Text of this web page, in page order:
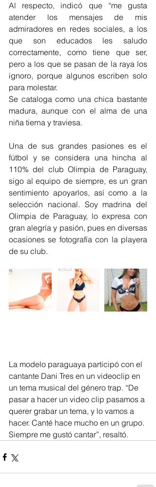
Al respecto, indicó que “me gusta
atender los mensajes de mis
admiradores en redes sociales, a los
que son educados les saludo
correctamente, como tiene que ser,
pero a los que se pasan de la raya los
ignoro, porque algunos escriben solo
para molestar.
Se cataloga como una chica bastante
madura, aunque con el alma de una
niña tierna y traviesa.
Una de sus grandes pasiones es el
fútbol y se considera una hincha al
110% del club Olimpia de Paraguay,
sigo al equipo de siempre, es un gran
sentimiento apoyarlos, así como a la
selección nacional. Soy madrina del
Olimpia de Paraguay, lo expresa con
gran alegría y pasión, pues en diversas
ocasiones se fotografía con la playera
de su club.
La modelo paraguaya participó con el
cantante Dani Tres en un videoclip en
un tema musical del género trap. “De
pasar a hacer un video clip pasamos a
querer grabar un tema, y lo vamos a
hacer. Canté hace mucho en un grupo.
Siempre me gustó cantar”, resaltó.